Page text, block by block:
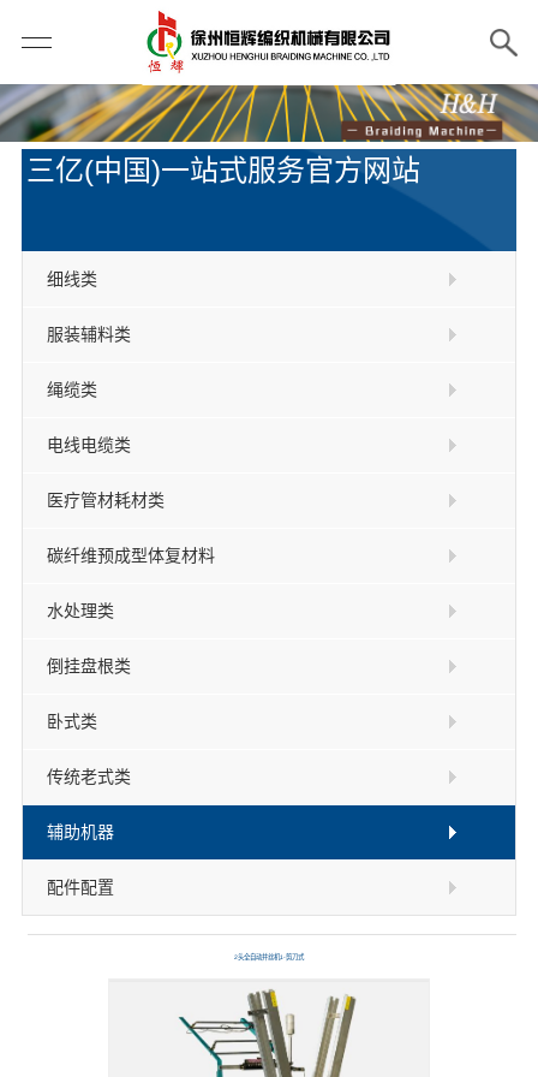
三亿(中国)一站式服务官方网站
细线类
服装辅料类
绳缆类
电线电缆类
医疗管材耗材类
碳纤维预成型体复材料
水处理类
倒挂盘根类
卧式类
传统老式类
辅助机器
配件配置
2头全自动并丝机1-剪刀式